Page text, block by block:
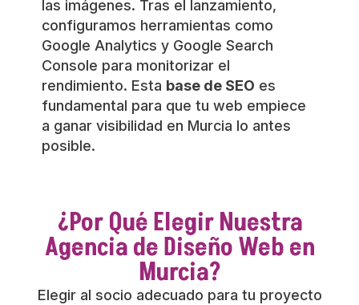
las imágenes. Tras el lanzamiento,
configuramos herramientas como
Google Analytics y Google Search
Console para monitorizar el
rendimiento. Esta base de SEO es
fundamental para que tu web empiece
a ganar visibilidad en Murcia lo antes
posible.
¿Por Qué Elegir Nuestra
Agencia de Diseño Web en
Murcia?
Elegir al socio adecuado para tu proyecto